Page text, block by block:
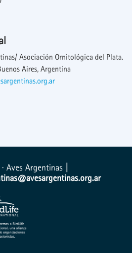
Asociación Ornitológica del Plata.
Aires, Argentina
Aves Argentinas